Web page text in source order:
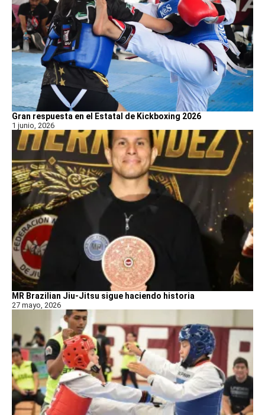
Gran respuesta en el Estatal de Kickboxing 2026
1 junio, 2026
MR Brazilian Jiu-Jitsu sigue haciendo historia
27 mayo, 2026